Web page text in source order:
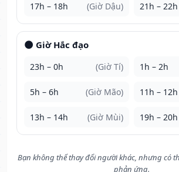
17h – 18h (Giờ Dậu) 21h – 22h
🌑 Giờ Hắc đạo
23h – 0h (Giờ Tí) 1h – 2h
5h – 6h (Giờ Mão) 11h – 12h
13h – 14h (Giờ Mùi) 19h – 20h
Bạn không thể thay đổi người khác, nhưng có
phản ứng.